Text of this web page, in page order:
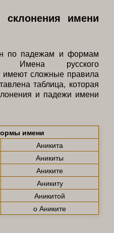
имени
по падежам и формам
Имена русского
имеют сложные правила
таблица, которая
и падежи имени
имени
Аникита
Аникиты
Аниките
Аникиту
Аникитой
о Аниките